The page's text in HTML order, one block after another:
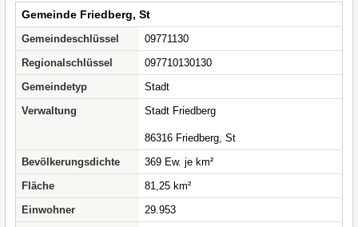
Gemeinde Friedberg, St
Gemeindeschlüssel
09771130
Regionalschlüssel
097710130130
Gemeindetyp
Stadt
Verwaltung
Stadt Friedberg
86316 Friedberg, St
Bevölkerungsdichte
369 Ew. je km²
Fläche
81,25 km²
Einwohner
29.953